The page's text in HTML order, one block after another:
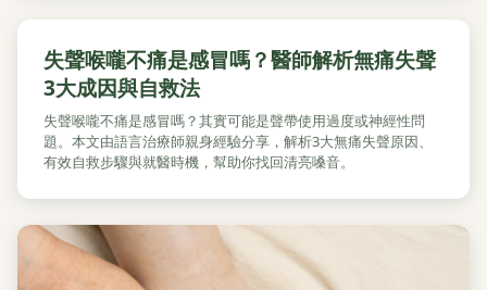
失聲喉嚨不痛是感冒嗎？醫師解析無痛失聲
3大成因與自救法
失聲喉嚨不痛是感冒嗎？其實可能是聲帶使用過度或神經性問
題。本文由語言治療師親身經驗分享，解析3大無痛失聲原因、
有效自救步驟與就醫時機，幫助你找回清亮嗓音。